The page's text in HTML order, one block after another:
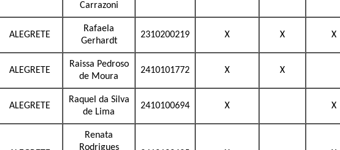
Carrazoni
ALEGRETE
Rafaela
Gerhardt
2310200219 X X X
ALEGRETE
Raissa Pedroso
de Moura
2410101772 X X
ALEGRETE
Raquel da Silva
de Lima
2410100694 X X
Renata
Rodrigues